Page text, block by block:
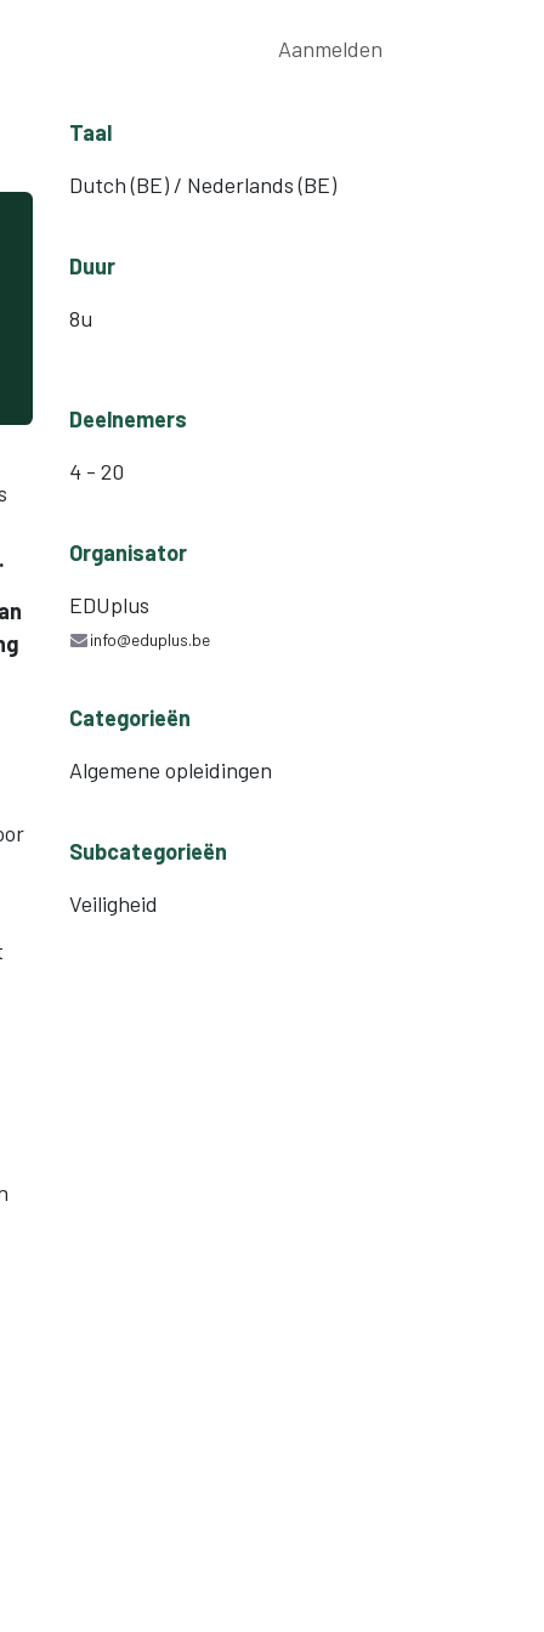
Aanmelden
Taal
Dutch (BE) / Nederlands (BE)
Duur
8u
Deelnemers
4 - 20
Organisator
EDUplus
info@eduplus.be
Categorieën
Algemene opleidingen
Subcategorieën
Veiligheid